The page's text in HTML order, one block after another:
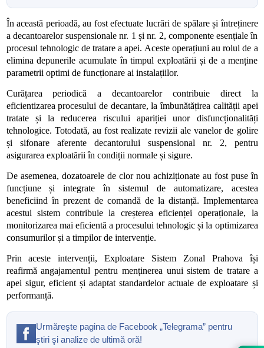
În această perioadă, au fost efectuate lucrări de spălare și întreținere
a decantoarelor suspensionale nr. 1 și nr. 2, componente esențiale în
procesul tehnologic de tratare a apei. Aceste operațiuni au rolul de a
elimina depunerile acumulate în timpul exploatării și de a menține
parametrii optimi de funcționare ai instalațiilor.
Curățarea periodică a decantoarelor contribuie direct la
eficientizarea procesului de decantare, la îmbunătățirea calității apei
tratate și la reducerea riscului apariției unor disfuncționalități
tehnologice. Totodată, au fost realizate revizii ale vanelor de golire
și sifonare aferente decantorului suspensional nr. 2, pentru
asigurarea exploatării în condiții normale și sigure.
De asemenea, dozatoarele de clor nou achiziționate au fost puse în
funcțiune și integrate în sistemul de automatizare, acestea
beneficiind în prezent de comandă de la distanță. Implementarea
acestui sistem contribuie la creșterea eficienței operaționale, la
monitorizarea mai eficientă a procesului tehnologic și la optimizarea
consumurilor și a timpilor de intervenție.
Prin aceste intervenții, Exploatare Sistem Zonal Prahova își
reafirmă angajamentul pentru menținerea unui sistem de tratare a
apei sigur, eficient și adaptat standardelor actuale de exploatare și
performanță.
Urmăreşte pagina de Facebook „Telegrama” pentru
ştiri şi analize de ultimă oră!